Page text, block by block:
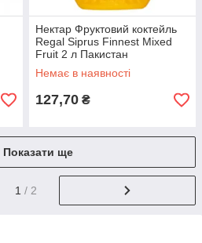
Нектар Фруктовий коктейль
Regal Siprus Finnest Mixed
Fruit 2 л Пакистан
Немає в наявності
127,70 ₴
Показати ще
1 / 2